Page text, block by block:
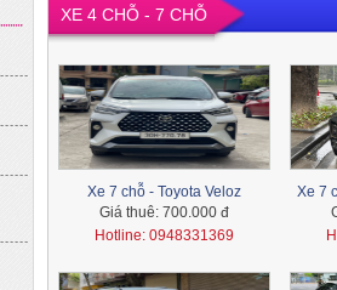
XE 4 CHỖ - 7 CHỖ
Xe 7 chỗ - Toyota Veloz
Giá thuê: 700.000 đ
Hotline: 0948331369
Xe 7